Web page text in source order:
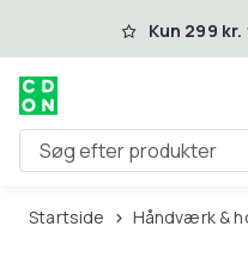
Spring til Kun 299
Søg efter produkter
Startside Håndværk &